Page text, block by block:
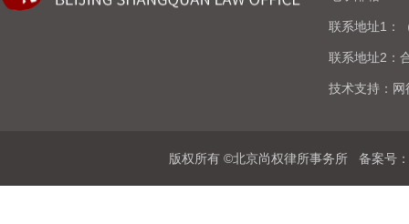
联系地址1：
联系地址2：
技术支持：
版权所有 ©北京尚权律所事务所 备案号：